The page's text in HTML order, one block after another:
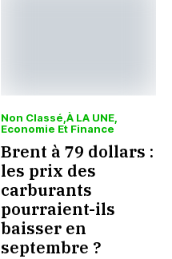
Non Classé À LA UNE
Economie Et Finance
Brent à 79 dollars :
les prix des
carburants
pourraient-ils
baisser en
septembre ?